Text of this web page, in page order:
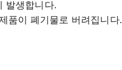
발생합니다.
품이 폐기물로 버려집니다.